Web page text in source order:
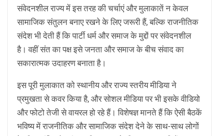
संवेदनशील राज्य में इस तरह की चर्चाएं और मुलाकातें न केवल
सामाजिक संतुलन बनाए रखने के लिए जरूरी हैं, बल्कि राजनीतिक
संदेश भी देती हैं कि पार्टी धर्म और समाज के मुद्दों पर संवेदनशील
है। वहीं संत का पक्ष इसे जनता और समाज के बीच संवाद का
सकारात्मक उदाहरण बनाता है।
इस पूरी मुलाकात को स्थानीय और राज्य स्तरीय मीडिया ने
प्रमुखता से कवर किया है, और सोशल मीडिया पर भी इसके वीडियो
और फोटो तेजी से वायरल हो रहे हैं। विशेषज्ञ मानते हैं कि ऐसी बैठकें
भविष्य में राजनीतिक और सामाजिक संदेश देने के साथ-साथ लोगों